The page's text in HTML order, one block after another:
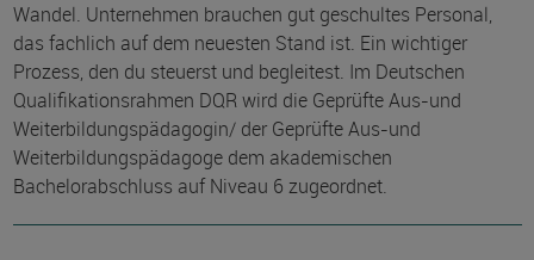
Wandel. Unternehmen brauchen gut geschultes Personal,
das fachlich auf dem neuesten Stand ist. Ein wichtiger
Prozess, den du steuerst und begleitest. Im Deutschen
Qualifikationsrahmen DQR wird die Geprüfte Aus-und
Weiterbildungspädagogin/ der Geprüfte Aus-und
Weiterbildungspädagoge dem akademischen
Bachelorabschluss auf Niveau 6 zugeordnet.